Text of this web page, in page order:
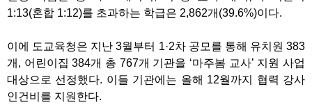
1:13(혼합 1:12)를 초과하는 학급은 2,862개(39.6%)이다.
이에 도교육청은 지난 3월부터 1·2차 공모를 통해 유치원 383
개, 어린이집 384개 총 767개 기관을 ‘마주봄 교사’ 지원 사업
대상으로 선정했다. 이들 기관에는 올해 12월까지 협력 강사
인건비를 지원한다.